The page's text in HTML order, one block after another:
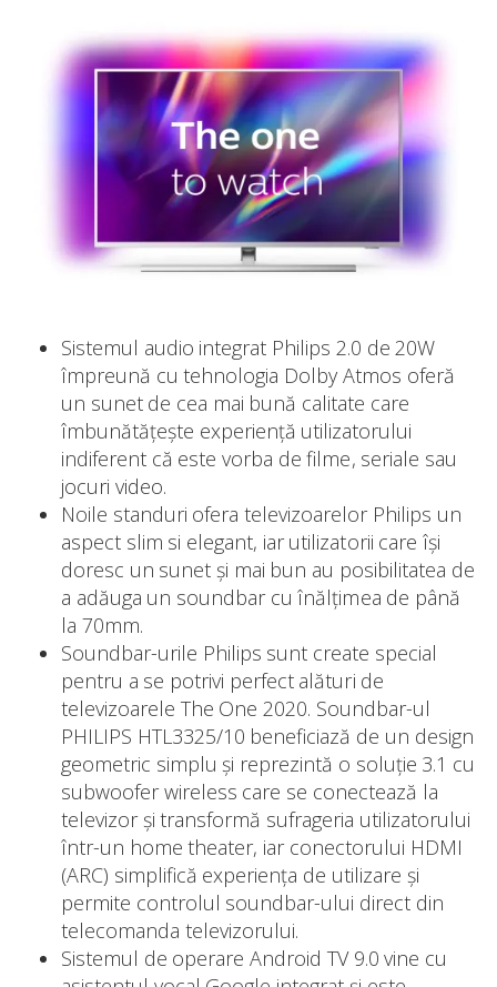
Sistemul audio integrat Philips 2.0 de 20W
împreună cu tehnologia Dolby Atmos oferă
un sunet de cea mai bună calitate care
îmbunătățește experiență utilizatorului
indiferent că este vorba de filme, seriale sau
jocuri video.
Noile standuri ofera televizoarelor Philips un
aspect slim si elegant, iar utilizatorii care își
doresc un sunet și mai bun au posibilitatea de
a adăuga un soundbar cu înălțimea de până
la 70mm.
Soundbar-urile Philips sunt create special
pentru a se potrivi perfect alături de
televizoarele The One 2020. Soundbar-ul
PHILIPS HTL3325/10 beneficiază de un design
geometric simplu și reprezintă o soluție 3.1 cu
subwoofer wireless care se conectează la
televizor și transformă sufrageria utilizatorului
într-un home theater, iar conectorului HDMI
(ARC) simplifică experiența de utilizare și
permite controlul soundbar-ului direct din
telecomanda televizorului.
Sistemul de operare Android TV 9.0 vine cu